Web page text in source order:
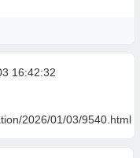
16:42:32
2026/01/03/9540.html